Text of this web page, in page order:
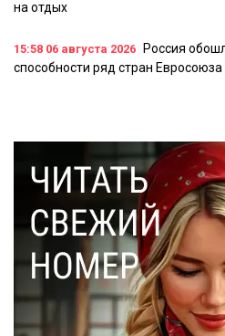
на отдых
15:58 06 августа 2026
Россия
способности ряд стран Евросоюза